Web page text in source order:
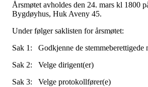
Årsmøtet avholdes den 24. mars kl 1800
Bygdøyhus, Huk Aveny 45.
Under følger saklisten for årsmøtet:
Sak 1: Godkjenne de stemmeberettigede
Sak 2: Velge dirigent(er)
Sak 3: Velge protokollfører(e)